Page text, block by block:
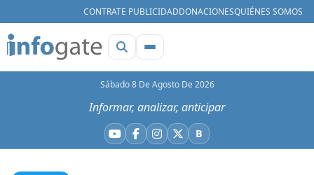
CONTRATE PUBLICIDADDONACIONESQUIÉNES SOMOS
Sábado 8 De Agosto De 2026
Informar, analizar, anticipar
YouTube
Facebook
Instagram
X BBluesky